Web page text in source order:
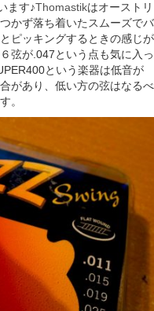
ます♪Thomastikはオーストリ
かず落ち着いたスムーズでバ
ピッキングするときの感じが
弦が.047という点も気に入っ
という楽器は低音が
があり、低い方の弦はなるべ
。